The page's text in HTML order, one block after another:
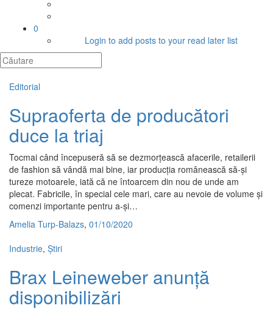
0
Login to add posts to your read later list
Editorial
Supraoferta de producători
duce la triaj
Tocmai când începuseră să se dezmorțească afacerile, retailerii
de fashion să vândă mai bine, iar producția românească să-și
tureze motoarele, iată că ne întoarcem din nou de unde am
plecat. Fabricile, în special cele mari, care au nevoie de volume și
comenzi importante pentru a-și…
Amelia Turp-Balazs, 01/10/2020
Industrie, Știri
Brax Leineweber anunță
disponibilizări